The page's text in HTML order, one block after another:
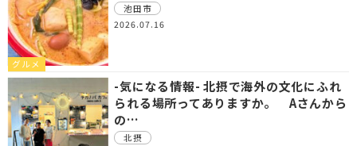
グルメ
池田市
2026.07.16
-気になる情報- 北摂で海外の文化にふれ
られる場所ってありますか。 Aさんから
の…
北摂